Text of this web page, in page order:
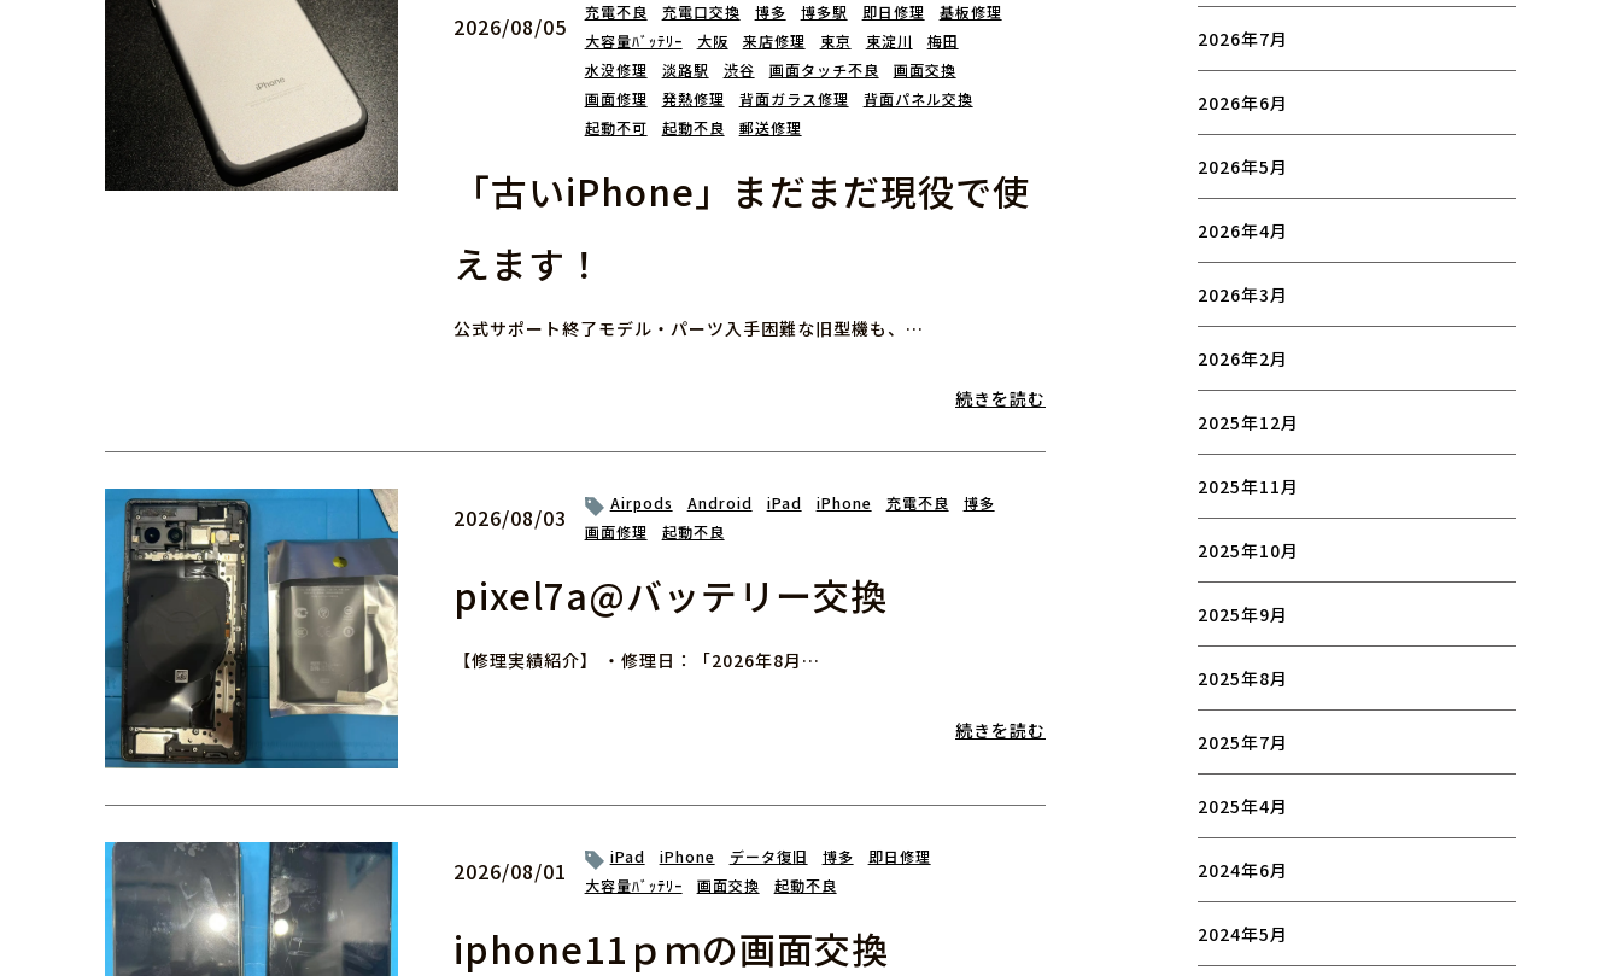
2026/08/05
充電不良
充電口交換 博多 博多駅 即日修理
基板修理
大容量ﾊﾞｯﾃﾘｰ
大阪 来店修理 東京 東淀川
梅田
水没修理
淡路駅 渋谷 画面タッチ不良
画面交換
画面修理
発熱修理 背面ガラス修理
背面パネル交換
起動不可
起動不良 郵送修理
「古いiPhone」まだまだ現役で使
えます！
公式サポート終了モデル・パーツ入手困難な旧型機も、…
続きを読む
2026/08/03
Airpods Android iPad iPhone 充電不良
博多
画面修理
起動不良
pixel7a@バッテリー交換
【修理実績紹介】 ・修理日：「2026年8月…
続きを読む
2026/08/01
iPad iPhone データ復旧 博多
即日修理
大容量ﾊﾞｯﾃﾘｰ
画面交換 起動不良
iphone11ｐｍの画面交換
2026年7月
2026年6月
2026年5月
2026年4月
2026年3月
2026年2月
2025年12月
2025年11月
2025年10月
2025年9月
2025年8月
2025年7月
2025年4月
2024年6月
2024年5月